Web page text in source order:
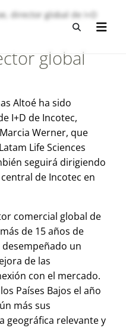
Abrir
Abrir
director global de I+D
global
Altoé ha sido
I+D de Incotec,
Werner, que
Life Sciences
seguirá dirigiendo
de Incotec en
comercial global de
de 15 años de
un
de las
con el mercado.
Países Bajos el año
más sus
geográfica relevante y